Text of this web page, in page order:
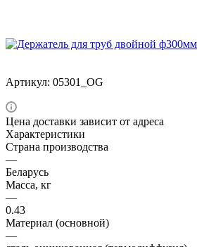
Артикул: 05301_OG
Цена доставки зависит от адреса
Характеристики
Страна производства
—
Беларусь
Масса, кг
—
0.43
Материал (основной)
—